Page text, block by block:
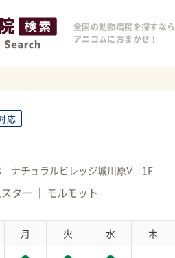
全国の動物病院を探すなら
アニコムにおまかせ！
応
ナチュラルビレッジ城川原Ⅴ 1F
ター モルモット
月 火 水 木